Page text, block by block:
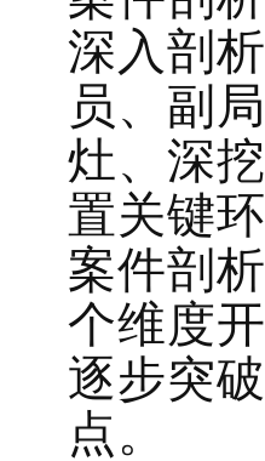
深入剖
员、副
灶、深
置关键
案件剖
个维度
逐步突
点。